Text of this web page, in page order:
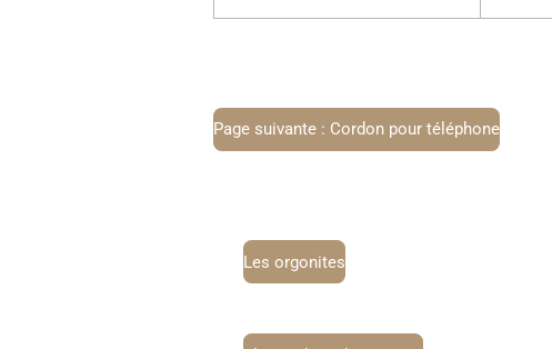
Page suivante : Cordon pour téléphone
Les orgonites